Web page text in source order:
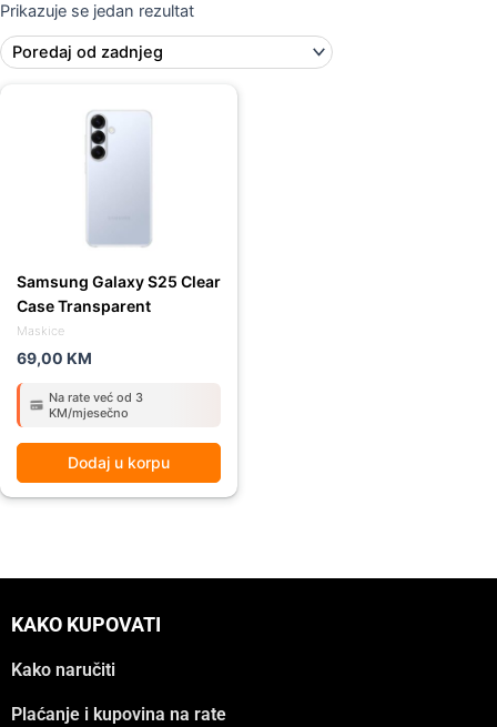
Prikazuje se jedan rezultat
Maskice
Samsung Galaxy S25 Clear
Case Transparent
69,00 KM
Na rate već od 3
KM/mjesečno
Dodaj u korpu
KAKO KUPOVATI
Kako naručiti
Plaćanje i kupovina na rate